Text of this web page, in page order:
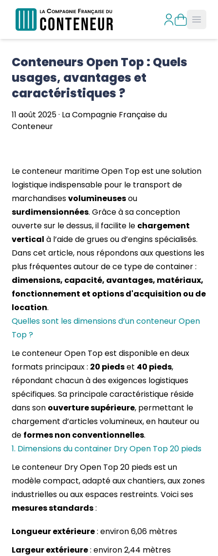
Conteneurs Open Top : Quels
usages, avantages et
caractéristiques ?
11 août 2025· La Compagnie Française du
Conteneur
Leconteneur maritime Open Topest une solution
logistique indispensable pour le transport de
marchandisesvolumineusesou
surdimensionnées. Grâce à sa conception
ouverte sur le dessus, il facilite le chargement
vertical à l’aide de grues ou d’engins spécialisés.
Dans cet article, nous répondons aux questions les
plus fréquentes autour de ce type de container :
dimensions, capacité, avantages, matériaux,
fonctionnement et options d'acquisition ou de
location.
Quelles sont les dimensions d’un conteneur Open
Top ?
Le conteneur Open Top est disponible en deux
formats principaux : 20 piedset 40 pieds,
répondant chacun à des exigences logistiques
spécifiques. Sa principale caractéristique réside
dans son ouverture supérieure, permettant le
chargement d’articles volumineux, en hauteur ou
de formes non conventionnelles.
1. Dimensions du container Dry Open Top 20 pieds
Le conteneur DryOpen Top 20 piedsest un
modèle compact, adapté aux chantiers, aux zones
industrielles ou aux espaces restreints. Voici ses
mesures standards:
Longueur extérieure: environ 6,06 mètres
Largeur extérieure: environ 2,44 mètres